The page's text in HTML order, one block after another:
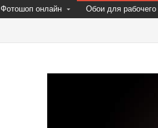
Фотошоп онлайн Обои для рабочего